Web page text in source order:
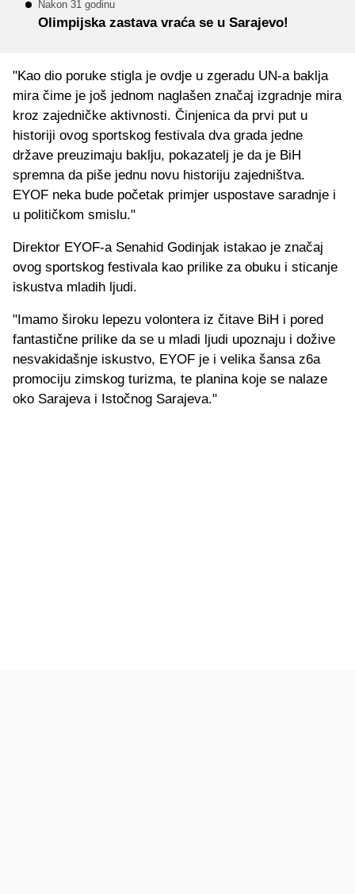
Nakon 31 godinu
Olimpijska zastava vraća se u Sarajevo!
"Kao dio poruke stigla je ovdje u zgeradu UN-a baklja
mira čime je još jednom naglašen značaj izgradnje mira
kroz zajedničke aktivnosti. Činjenica da prvi put u
historiji ovog sportskog festivala dva grada jedne
države preuzimaju baklju, pokazatelj je da je BiH
spremna da piše jednu novu historiju zajedništva.
EYOF neka bude početak primjer uspostave saradnje i
u političkom smislu."
Direktor EYOF-a Senahid Godinjak istakao je značaj
ovog sportskog festivala kao prilike za obuku i sticanje
iskustva mladih ljudi.
"Imamo široku lepezu volontera iz čitave BiH i pored
fantastične prilike da se u mladi ljudi upoznaju i dožive
nesvakidašnje iskustvo, EYOF je i velika šansa z6a
promociju zimskog turizma, te planina koje se nalaze
oko Sarajeva i Istočnog Sarajeva."